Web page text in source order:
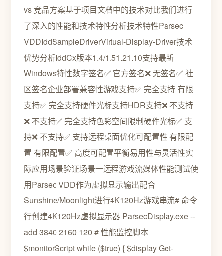
vs 竞品方案基于项目文档中的技术对比我们进行
了深入的性能和技术特性分析技术特性Parsec
VDDIddSampleDriverVirtual-Display-Driver技术
优势分析IddCx版本1.4/1.51.21.10支持最新
Windows特性数字签名✅ 官方签名❌ 无签名✅ 社
区签名企业部署兼容性游戏支持✅ 完全支持 有限
支持✅ 完全支持硬件光标支持HDR支持❌ 不支持
❌ 不支持✅ 完全支持色彩空间限制硬件光标✅ 支
持❌ 不支持✅ 支持远程桌面优化可配置性 有限配
置 有限配置✅ 高度可配置平衡易用性与灵活性实
际应用场景验证场景一远程游戏流媒体性能测试使
用Parsec VDD作为虚拟显示输出配合
Sunshine/Moonlight进行4K120Hz游戏串流# 命令
行创建4K120Hz虚拟显示器 ParsecDisplay.exe --
add 3840 2160 120 # 性能监控脚本
$monitorScript while ($true) { $display Get-